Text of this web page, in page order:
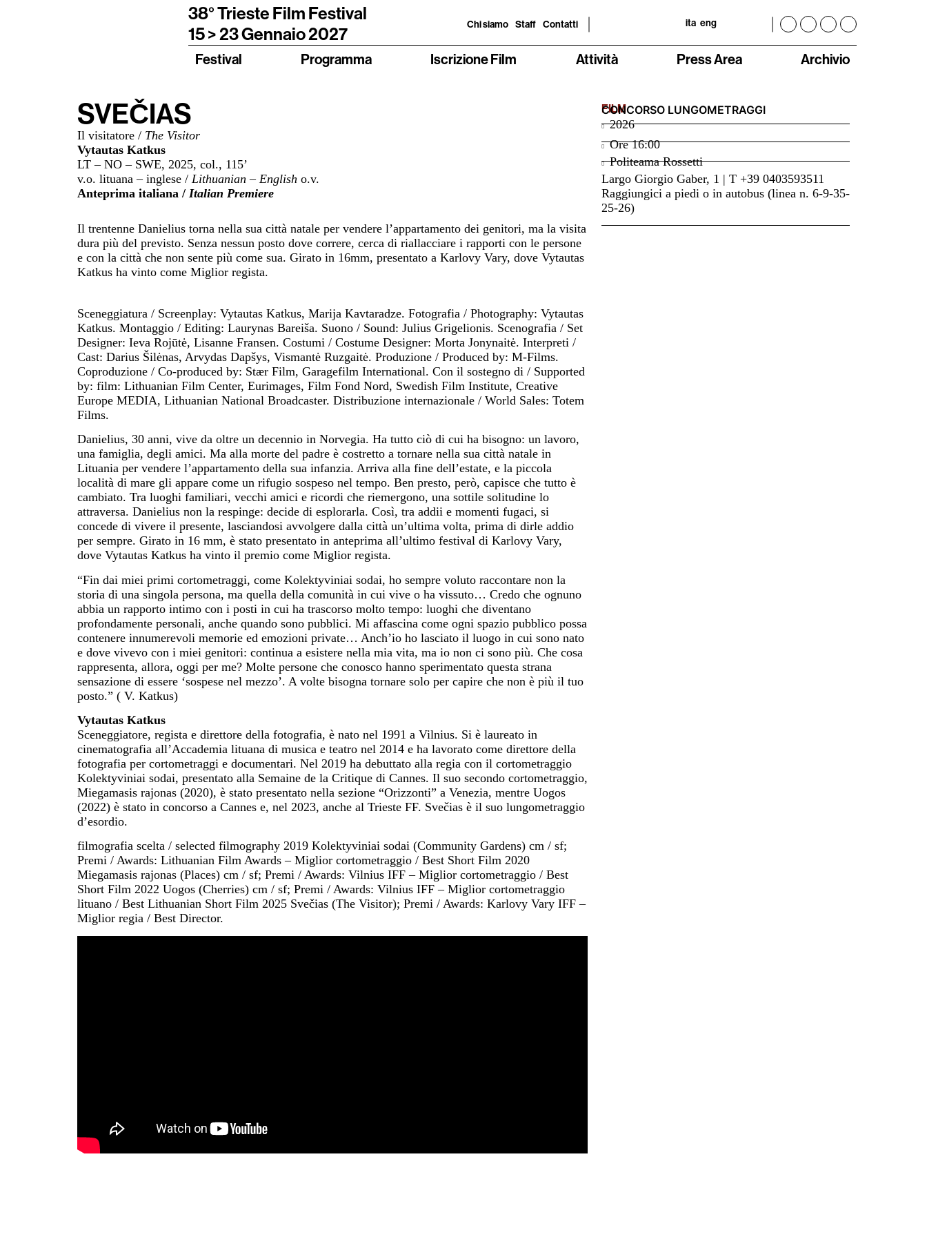
38° Trieste Film Festival
15 > 23 Gennaio 2027
Chi siamo Staff Contatti ita eng
Festival Programma Iscrizione Film Attività Press Area Archivio
SVEČIAS
Il visitatore / The Visitor
Vytautas Katkus
LT – NO – SWE, 2025, col., 115’
v.o. lituana – inglese / Lithuanian – English o.v.
Anteprima italiana / Italian Premiere
Il trentenne Danielius torna nella sua città natale per vendere l’appartamento dei genitori, ma la visita
dura più del previsto. Senza nessun posto dove correre, cerca di riallacciare i rapporti con le persone
e con la città che non sente più come sua. Girato in 16mm, presentato a Karlovy Vary, dove Vytautas
Katkus ha vinto come Miglior regista.
Sceneggiatura / Screenplay: Vytautas Katkus, Marija Kavtaradze. Fotografia / Photography: Vytautas
Katkus. Montaggio / Editing: Laurynas Bareiša. Suono / Sound: Julius Grigelionis. Scenografia / Set
Designer: Ieva Rojūtė, Lisanne Fransen. Costumi / Costume Designer: Morta Jonynaitė. Interpreti /
Cast: Darius Šilėnas, Arvydas Dapšys, Vismantė Ruzgaitė. Produzione / Produced by: M-Films.
Coproduzione / Co-produced by: Stær Film, Garagefilm International. Con il sostegno di / Supported
by: film: Lithuanian Film Center, Eurimages, Film Fond Nord, Swedish Film Institute, Creative
Europe MEDIA, Lithuanian National Broadcaster. Distribuzione internazionale / World Sales: Totem
Films.
Danielius, 30 anni, vive da oltre un decennio in Norvegia. Ha tutto ciò di cui ha bisogno: un lavoro,
una famiglia, degli amici. Ma alla morte del padre è costretto a tornare nella sua città natale in
Lituania per vendere l’appartamento della sua infanzia. Arriva alla fine dell’estate, e la piccola
località di mare gli appare come un rifugio sospeso nel tempo. Ben presto, però, capisce che tutto è
cambiato. Tra luoghi familiari, vecchi amici e ricordi che riemergono, una sottile solitudine lo
attraversa. Danielius non la respinge: decide di esplorarla. Così, tra addii e momenti fugaci, si
concede di vivere il presente, lasciandosi avvolgere dalla città un’ultima volta, prima di dirle addio
per sempre. Girato in 16 mm, è stato presentato in anteprima all’ultimo festival di Karlovy Vary,
dove Vytautas Katkus ha vinto il premio come Miglior regista.
“Fin dai miei primi cortometraggi, come Kolektyviniai sodai, ho sempre voluto raccontare non la
storia di una singola persona, ma quella della comunità in cui vive o ha vissuto… Credo che ognuno
abbia un rapporto intimo con i posti in cui ha trascorso molto tempo: luoghi che diventano
profondamente personali, anche quando sono pubblici. Mi affascina come ogni spazio pubblico possa
contenere innumerevoli memorie ed emozioni private… Anch’io ho lasciato il luogo in cui sono nato
e dove vivevo con i miei genitori: continua a esistere nella mia vita, ma io non ci sono più. Che cosa
rappresenta, allora, oggi per me? Molte persone che conosco hanno sperimentato questa strana
sensazione di essere ‘sospese nel mezzo’. A volte bisogna tornare solo per capire che non è più il tuo
posto.” ( V. Katkus)
Vytautas Katkus
Sceneggiatore, regista e direttore della fotografia, è nato nel 1991 a Vilnius. Si è laureato in
cinematografia all’Accademia lituana di musica e teatro nel 2014 e ha lavorato come direttore della
fotografia per cortometraggi e documentari. Nel 2019 ha debuttato alla regia con il cortometraggio
Kolektyviniai sodai, presentato alla Semaine de la Critique di Cannes. Il suo secondo cortometraggio,
Miegamasis rajonas (2020), è stato presentato nella sezione “Orizzonti” a Venezia, mentre Uogos
(2022) è stato in concorso a Cannes e, nel 2023, anche al Trieste FF. Svečias è il suo lungometraggio
d’esordio.
filmografia scelta / selected filmography 2019 Kolektyviniai sodai (Community Gardens) cm / sf;
Premi / Awards: Lithuanian Film Awards – Miglior cortometraggio / Best Short Film 2020
Miegamasis rajonas (Places) cm / sf; Premi / Awards: Vilnius IFF – Miglior cortometraggio / Best
Short Film 2022 Uogos (Cherries) cm / sf; Premi / Awards: Vilnius IFF – Miglior cortometraggio
lituano / Best Lithuanian Short Film 2025 Svečias (The Visitor); Premi / Awards: Karlovy Vary IFF –
Miglior regia / Best Director.
FILM
CONCORSO LUNGOMETRAGGI
2026
Ore16:00
Politeama Rossetti
Largo Giorgio Gaber, 1 | T +39 0403593511
Raggiungici a piedi o in autobus (linea n. 6-9-35-
25-26)